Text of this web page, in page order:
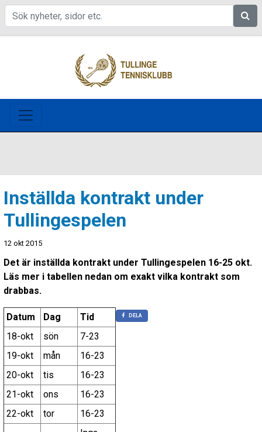
Sök
Inställda kontrakt under
Tullingespelen
12 okt 2015
Det är inställda kontrakt under Tullingespelen 16-25 okt.
Läs mer i tabellen nedan om exakt vilka kontrakt som
drabbas.
Datum Dag
Tid
18-okt
sön
7-23
19-okt
mån
16-23
20-okt
tis
16-23
21-okt
ons
16-23
22-okt
tor 16-23
DELA